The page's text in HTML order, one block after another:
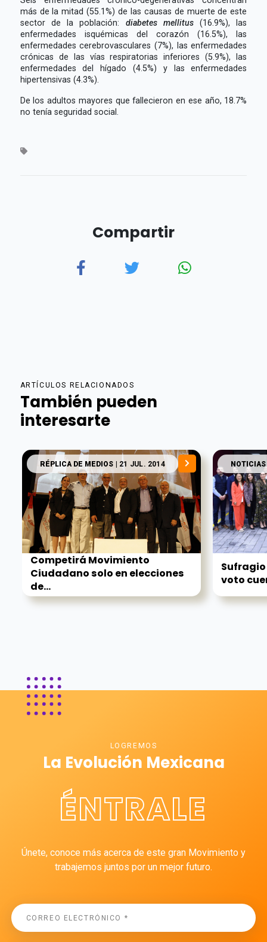
más de la mitad (55.1%) de las causas de muerte de este
sector de la población: diabetes mellitus(16.9%), las
enfermedades isquémicas del corazón (16.5%), las
enfermedades cerebrovasculares (7%), las enfermedades
crónicas de las vías respiratorias inferiores (5.9%), las
enfermedades del hígado (4.5%) y las enfermedades
hipertensivas (4.3%).
De los adultos mayores que fallecieron en ese año, 18.7%
no tenía seguridad social.
Compartir
ARTÍCULOS RELACIONADOS
También pueden
interesarte
RÉPLICA DE MEDIOS | 21 JUL. 2014
Competirá Movimiento
Ciudadano solo en elecciones
de...
NOTICIAS
voto
LOGREMOS
La Evolución Mexicana
ÉNTRALE
Únete, conoce más acerca de este gran Movimiento y
trabajemos juntos por un mejor futuro.